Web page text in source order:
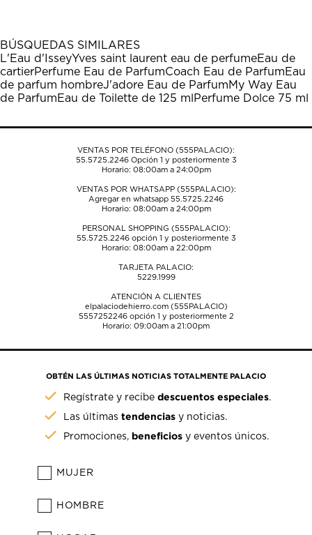
BÚSQUEDAS SIMILARES
L'Eau d'IsseyYves saint laurent eau de perfumeEau de
cartierPerfume Eau de ParfumCoach Eau de ParfumEau
de parfum hombreJ'adore Eau de ParfumMy Way Eau
de ParfumEau de Toilette de 125 ml Perfume Dolce 75 ml
VENTAS POR TELÉFONO (555PALACIO):
55.5725.2246Opción 1 y posteriormente 3
Horario: 08:00am a 24:00pm
VENTAS POR WHATSAPP (555PALACIO):
Agregar en whatsapp 55.5725.2246
Horario: 08:00am a 24:00pm
PERSONAL SHOPPING (555PALACIO):
55.5725.2246opción 1 y posteriormente 3
Horario: 08:00am a 22:00pm
TARJETA PALACIO:
5229.1999
ATENCIÓN A CLIENTES
elpalaciodehierro.com (555PALACIO)
5557252246opción 1 y posteriormente 2
Horario: 09:00am a 21:00pm
OBTÉN LAS ÚLTIMAS NOTICIAS TOTALMENTE PALACIO
Regístrate y recibedescuentos especiales.
Las últimastendencias y noticias.
Promociones, beneficios y eventos únicos.
MUJER
HOMBRE